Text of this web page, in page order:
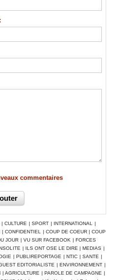
commentaires
| CULTURE | SPORT | INTERNATIONAL
|
| CONFIDENTIEL | COUP DE COEUR | COUP
JOUR | VU SUR FACEBOOK | FORCES
| ILS ONT OSE LE DIRE | MEDIAS |
| PUBLIREPORTAGE | NTIC | SANTE |
EDITORIALISTE | ENVIRONNEMENT |
| AGRICULTURE | PAROLE DE CAMPAGNE |